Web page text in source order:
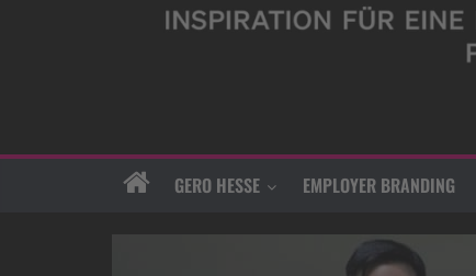
GERO HESSE EMPLOYER BRANDING